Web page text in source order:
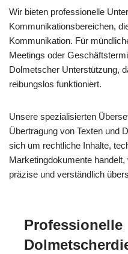
Wir bieten professionelle
Kommunikationsbereichen,
Kommunikation. Für
Meetings oder
Dolmetscher Unterstützung,
reibungslos funktioniert.
Unsere spezialisierten
Übertragung von Texten und
sich um rechtliche Inhalte,
Marketingdokumente
präzise und verständlich
Professionelle